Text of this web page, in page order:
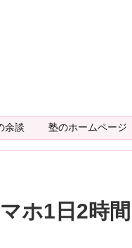
余談 塾のホームページ
ホ1日2時間